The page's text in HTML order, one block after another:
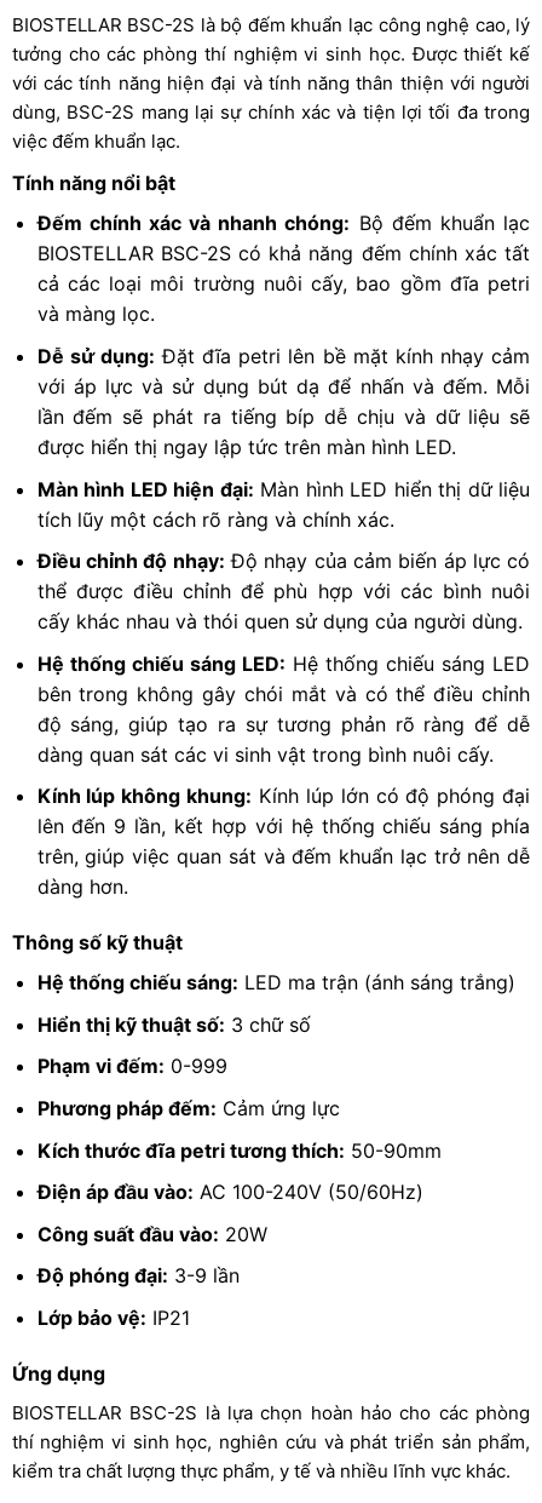
BIOSTELLAR BSC-2S là bộ đếm khuẩn lạc công nghệ cao, lý
tưởng cho các phòng thí nghiệm vi sinh học. Được thiết kế
với các tính năng hiện đại và tính năng thân thiện với người
dùng, BSC-2S mang lại sự chính xác và tiện lợi tối đa trong
việc đếm khuẩn lạc.
Tính năng nổi bật
Đếm chính xác và nhanh chóng: Bộ đếm khuẩn lạc
BIOSTELLAR BSC-2S có khả năng đếm chính xác tất
cả các loại môi trường nuôi cấy, bao gồm đĩa petri
và màng lọc.
Dễ sử dụng: Đặt đĩa petri lên bề mặt kính nhạy cảm
với áp lực và sử dụng bút dạ để nhấn và đếm. Mỗi
lần đếm sẽ phát ra tiếng bíp dễ chịu và dữ liệu sẽ
được hiển thị ngay lập tức trên màn hình LED.
Màn hình LED hiện đại: Màn hình LED hiển thị dữ liệu
tích lũy một cách rõ ràng và chính xác.
Điều chỉnh độ nhạy: Độ nhạy của cảm biến áp lực có
thể được điều chỉnh để phù hợp với các bình nuôi
cấy khác nhau và thói quen sử dụng của người dùng.
Hệ thống chiếu sáng LED: Hệ thống chiếu sáng LED
bên trong không gây chói mắt và có thể điều chỉnh
độ sáng, giúp tạo ra sự tương phản rõ ràng để dễ
dàng quan sát các vi sinh vật trong bình nuôi cấy.
Kính lúp không khung: Kính lúp lớn có độ phóng đại
lên đến 9 lần, kết hợp với hệ thống chiếu sáng phía
trên, giúp việc quan sát và đếm khuẩn lạc trở nên dễ
dàng hơn.
Thông số kỹ thuật
Hệ thống chiếu sáng: LED ma trận (ánh sáng trắng)
Hiển thị kỹ thuật số: 3 chữ số
Phạm vi đếm: 0-999
Phương pháp đếm: Cảm ứng lực
Kích thước đĩa petri tương thích: 50-90mm
Điện áp đầu vào: AC 100-240V (50/60Hz)
Công suất đầu vào: 20W
Độ phóng đại: 3-9 lần
Lớp bảo vệ: IP21
Ứng dụng
BIOSTELLAR BSC-2S là lựa chọn hoàn hảo cho các phòng
thí nghiệm vi sinh học, nghiên cứu và phát triển sản phẩm,
kiểm tra chất lượng thực phẩm, y tế và nhiều lĩnh vực khác.